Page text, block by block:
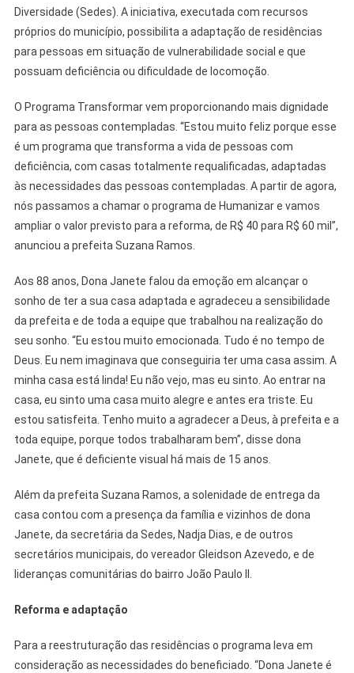
Diversidade (Sedes). A iniciativa, executada com recursos
próprios do município, possibilita a adaptação de residências
para pessoas em situação de vulnerabilidade social e que
possuam deficiência ou dificuldade de locomoção.
O Programa Transformar vem proporcionando mais dignidade
para as pessoas contempladas. “Estou muito feliz porque esse
é um programa que transforma a vida de pessoas com
deficiência, com casas totalmente requalificadas, adaptadas
às necessidades das pessoas contempladas. A partir de agora,
nós passamos a chamar o programa de Humanizar e vamos
ampliar o valor previsto para a reforma, de R$ 40 para R$ 60 mil”,
anunciou a prefeita Suzana Ramos.
Aos 88 anos, Dona Janete falou da emoção em alcançar o
sonho de ter a sua casa adaptada e agradeceu a sensibilidade
da prefeita e de toda a equipe que trabalhou na realização do
seu sonho. “Eu estou muito emocionada. Tudo é no tempo de
Deus. Eu nem imaginava que conseguiria ter uma casa assim. A
minha casa está linda! Eu não vejo, mas eu sinto. Ao entrar na
casa, eu sinto uma casa muito alegre e antes era triste. Eu
estou satisfeita. Tenho muito a agradecer a Deus, à prefeita e a
toda equipe, porque todos trabalharam bem”, disse dona
Janete, que é deficiente visual há mais de 15 anos.
Além da prefeita Suzana Ramos, a solenidade de entrega da
casa contou com a presença da família e vizinhos de dona
Janete, da secretária da Sedes, Nadja Dias, e de outros
secretários municipais, do vereador Gleidson Azevedo, e de
lideranças comunitárias do bairro João Paulo II.
Reforma e adaptação
Para a reestruturação das residências o programa leva em
consideração as necessidades do beneficiado. “Dona Janete é